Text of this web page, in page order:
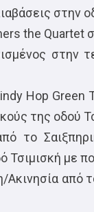
στην
the Quartet
στην
Hop
της οδού
το
Τσιμισκή με
Ακινησία από